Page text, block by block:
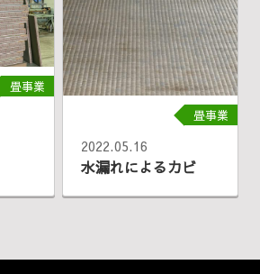
畳事業
畳事業
2022.05.16
水漏れによるカビ